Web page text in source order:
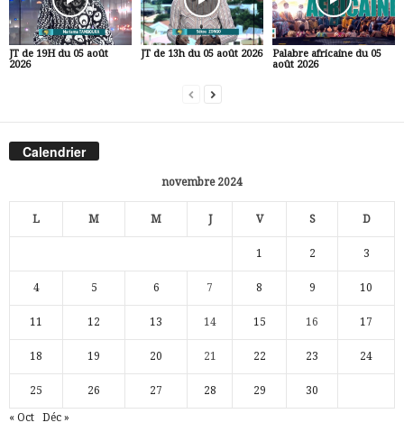
JT de 19H du 05 août
2026
JT de 13h du 05 août 2026
Palabre africaine du 05
août 2026
Calendrier
novembre 2024
L M M J V S D
1 2 3
4 5 6 7 8 9 10
11 12 13 14 15 16 17
18 19 20 21 22 23 24
25 26 27 28 29 30
« Oct Déc »